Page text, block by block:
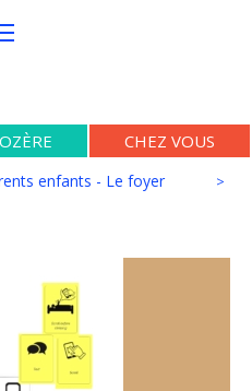
CHEZ VOUS
enfants - Le foyer